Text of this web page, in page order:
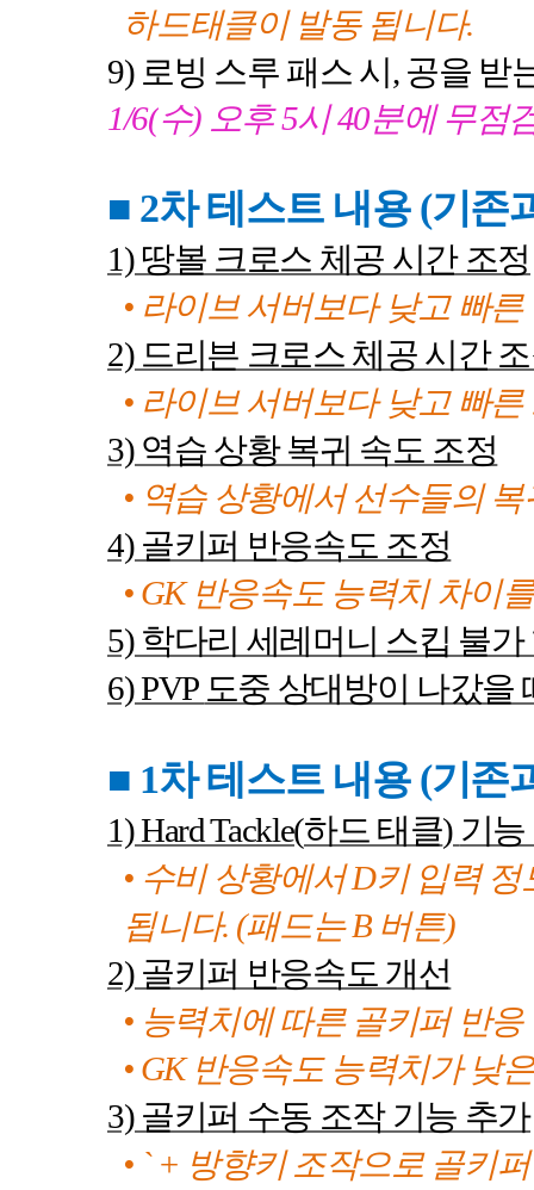
하드태클이 발동 됩니다.
9) 로빙 스루 패스 시, 공을 받
1/6(수) 오후5시40분에 무점
■ 2차 테스트 내용(기존
1) 땅볼 크로스 체공 시간 조정
• 라이브 서버보다 낮고 빠
2) 드리븐 크로스 체공 시간
• 라이브 서버보다 낮고 빠
3) 역습 상황 복귀 속도 조정
• 역습 상황에서 선수들의
4) 골키퍼 반응속도 조정
• GK 반응속도 능력치 차이
5) 학다리 세레머니 스킵 불가
6) PVP 도중 상대방이 나갔을
■ 1차 테스트 내용(기존
1) Hard Tackle(하드 태클) 기
• 수비 상황에서D키 입력 정
됩니다. (패드는B 버튼)
2) 골키퍼 반응속도 개선
• 능력치에 따른 골키퍼 반
• GK 반응속도 능력치가 낮
3) 골키퍼 수동 조작 기능 추가
• ` + 방향키 조작으로 골키